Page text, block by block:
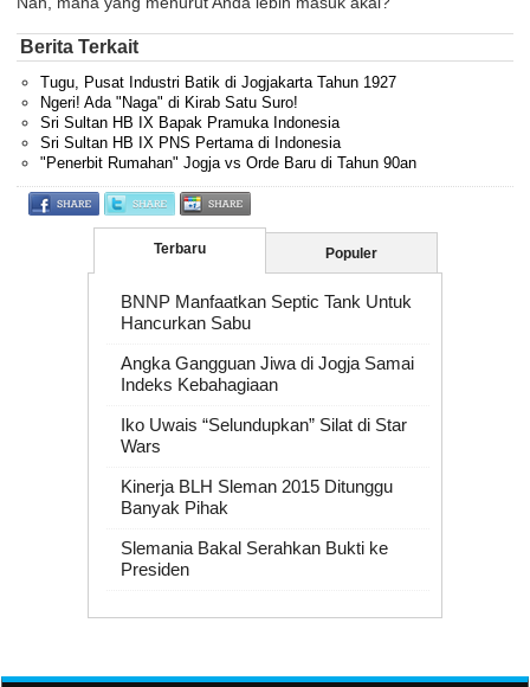
Berita Terkait
Tugu, Pusat Industri Batik di Jogjakarta Tahun 1927
Ngeri! Ada "Naga" di Kirab Satu Suro!
Sri Sultan HB IX Bapak Pramuka Indonesia
Sri Sultan HB IX PNS Pertama di Indonesia
"Penerbit Rumahan" Jogja vs Orde Baru di Tahun 90an
Terbaru Populer
BNNP Manfaatkan Septic Tank Untuk
Hancurkan Sabu
Angka Gangguan Jiwa di Jogja Samai
Indeks Kebahagiaan
Iko Uwais “Selundupkan” Silat di Star
Wars
Kinerja BLH Sleman 2015 Ditunggu
Banyak Pihak
Slemania Bakal Serahkan Bukti ke
Presiden